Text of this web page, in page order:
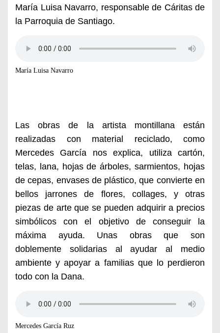
María Luisa Navarro, responsable de Cáritas de
la Parroquia de Santiago.
María Luisa Navarro
Las obras de la artista montillana están
realizadas con material reciclado, como
Mercedes García nos explica, utiliza cartón,
telas, lana, hojas de árboles, sarmientos, hojas
de cepas, envases de plástico, que convierte en
bellos jarrones de flores, collages, y otras
piezas de arte que se pueden adquirir a precios
simbólicos con el objetivo de conseguir la
máxima ayuda. Unas obras que son
doblemente solidarias al ayudar al medio
ambiente y apoyar a familias que lo perdieron
todo con la Dana.
Mercedes García Ruz